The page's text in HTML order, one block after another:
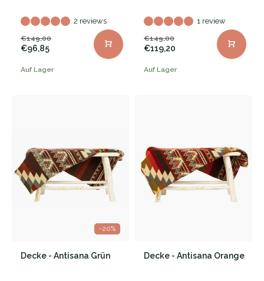
2 reviews
€149,00
€96,85
Auf Lager
1 review
€149,00
€119,20
Auf Lager
-20%
Decke - Antisana Grün Decke - Antisana Orange